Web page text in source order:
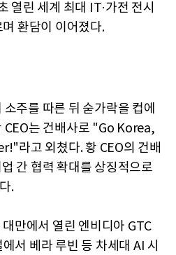
열린 세계 최대 IT·가전 전시
환담이 이어졌다.
주를 따른 뒤 숟가락을 컵에
CEO는 건배사로 "Go Korea,
라고 외쳤다. 황 CEO의 건배
간 협력 확대를 상징적으로
.
만에서 열린 엔비디아 GTC
서 베라 루빈 등 차세대 AI 시